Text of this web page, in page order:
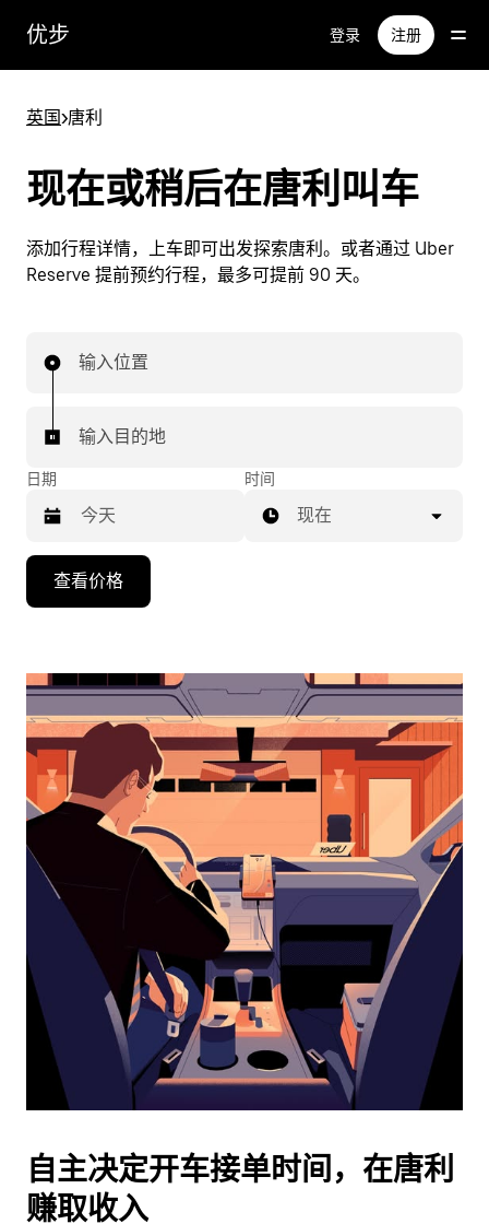
优步 登录 注册
英国>唐利
现在或稍后在唐利叫车
添加行程详情，上车即可出发探索唐利。或者通过 Uber
Reserve 提前预约行程，最多可提前 90 天。
输入位置
输入目的地
日期
向
头
浏
日
并
期。
按
退
闭
日
历。
时间
现在
查看价格
自主决定开车接单时间，在唐利
赚取收入